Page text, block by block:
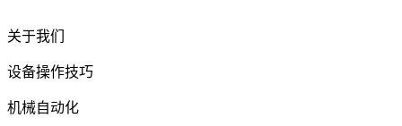
关于我们
设备操作技巧
机械自动化